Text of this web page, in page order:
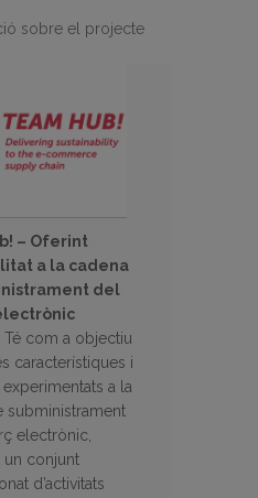
sobre el projecte
– Oferint
a la cadena
del
Té com a objectiu
característiques i
a la
subministrament
electrònic,
un conjunt
d’activitats